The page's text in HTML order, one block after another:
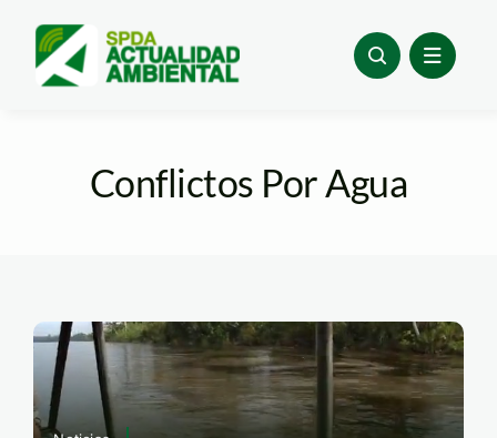
content
Conflictos Por Agua